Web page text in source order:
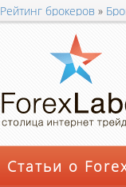
Рейтинг брокеров »
Статьи о